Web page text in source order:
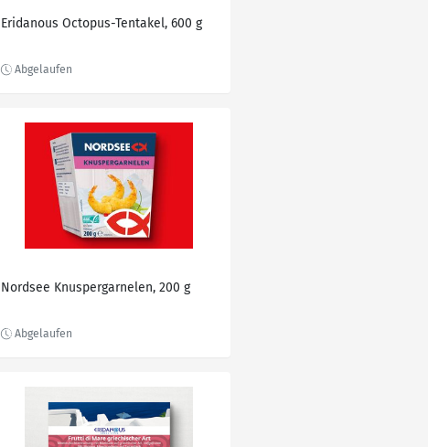
Eridanous Octopus-Tentakel, 600 g
Nordsee Knuspergarnelen, 200 g